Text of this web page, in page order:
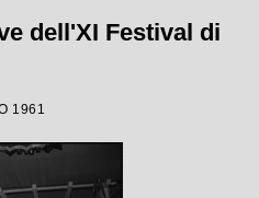
dell'XI Festival di
1961